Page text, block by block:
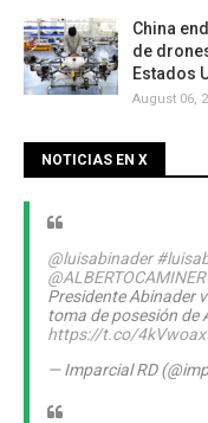
China
de
Estados
August 06,
NOTICIAS EN X
@luisabinader
Presidente Abinader
toma de posesión de
https://t.co/
— Imparcial RD